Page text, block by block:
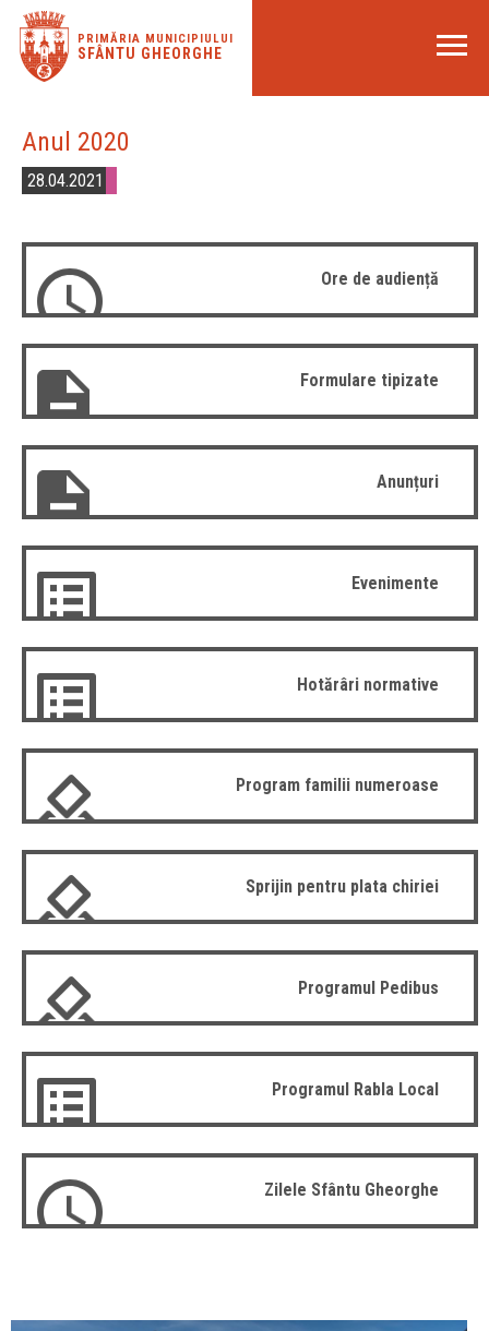
PRIMĂRIA MUNICIPIULUI
SFÂNTU GHEORGHE
Anul 2020
28.04.2021
Ore de audiență
Formulare tipizate
Anunțuri
Evenimente
Hotărâri normative
Program familii numeroase
Sprijin pentru plata chiriei
Programul Pedibus
Programul Rabla Local
Zilele Sfântu Gheorghe